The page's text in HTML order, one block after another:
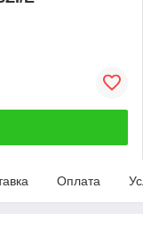
Оплата